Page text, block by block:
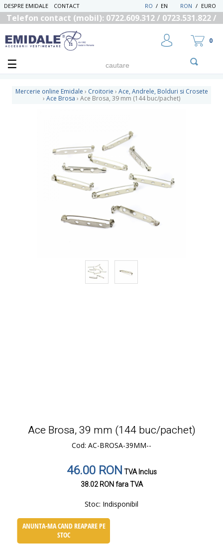
DESPRE EMIDALE CONTACT RON / EURO
EN
/
RO
Telefon contact (mobil): 0722.609.312 / 0723.531.822 /
0
Mercerie online Emidale › Croitorie › Ace, Andrele, Bolduri si Crosete
› Ace Brosa › Ace Brosa, 39 mm (144 buc/pachet)
Ace Brosa, 39 mm (144 buc/pachet)
Cod: AC-BROSA-39MM--
46.00 RONTVA Inclus
38.02 RONfara TVA
Stoc: Indisponibil
ANUNTA-MA CAND REAPARE PE
STOC